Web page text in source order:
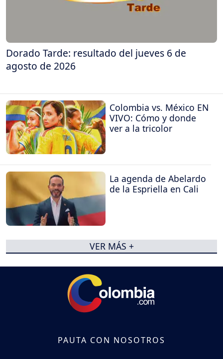
Dorado Tarde: resultado del jueves 6 de
agosto de 2026
Colombia vs. México EN
VIVO: Cómo y donde
ver a la tricolor
La agenda de Abelardo
de la Espriella en Cali
VER MÁS +
PAUTA CON NOSOTROS